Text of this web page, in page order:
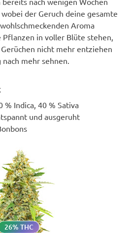
der Geruch deine gesamte
Aroma
in voller Blüte stehen,
nicht mehr entziehen
mehr sehnen.
% Indica, 40 % Sativa
und ausgeruht
26% THC